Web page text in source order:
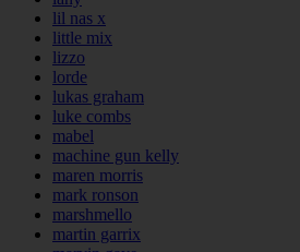
lil nas x
little mix
lizzo
lorde
lukas graham
luke combs
mabel
machine gun kelly
maren morris
mark ronson
marshmello
martin garrix